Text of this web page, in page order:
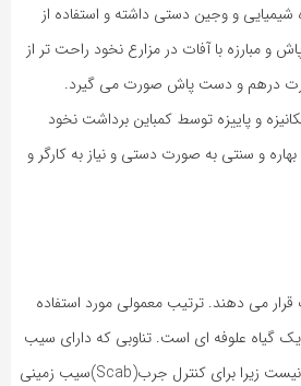
شیمیایی و وجین دستی داشته و استفاده از
و مبارزه با آفات در مزارع نخود راحت تر از
درهم و دست پاش صورت می گیرد.
و پاییزه توسط کمباین برداشت نخود
و سنتی به صورت دستی و نیاز به کارگر و
می دهند. ترتیب معمولی مورد استفاده
یک گیاه علوفه ای است. تناوبی که دارای سیب
زمینی است برای نخود مفید نیست زیرا برای کنترل جرب(Scab)سیب زمینی